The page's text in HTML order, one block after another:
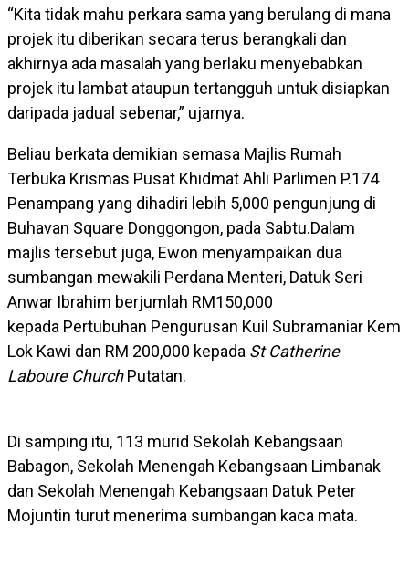
“Kita tidak mahu perkara sama yang berulang di mana
projek itu diberikan secara terus berangkali dan
akhirnya ada masalah yang berlaku menyebabkan
projek itu lambat ataupun tertangguh untuk disiapkan
daripada jadual sebenar,” ujarnya.
Beliau berkata demikian semasa Majlis Rumah
Terbuka Krismas Pusat Khidmat Ahli Parlimen P.174
Penampang yang dihadiri lebih 5,000 pengunjung di
Buhavan Square Donggongon, pada Sabtu.Dalam
majlis tersebut juga, Ewon menyampaikan dua
sumbangan mewakili Perdana Menteri, Datuk Seri
Anwar Ibrahim berjumlah RM150,000
kepada Pertubuhan Pengurusan Kuil Subramaniar Kem
Lok Kawi dan RM 200,000 kepada St Catherine
Laboure ChurchPutatan.
Di samping itu, 113 murid Sekolah Kebangsaan
Babagon, Sekolah Menengah Kebangsaan Limbanak
dan Sekolah Menengah Kebangsaan Datuk Peter
Mojuntin turut menerima sumbangan kaca mata.